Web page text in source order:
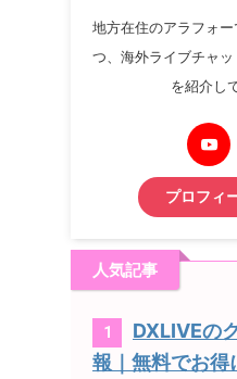
地方在住のアラフォ
つ、海外ライブチャ
を紹介し
プロフィ
人気記事
1
DXLIVEの
報｜無料でお得